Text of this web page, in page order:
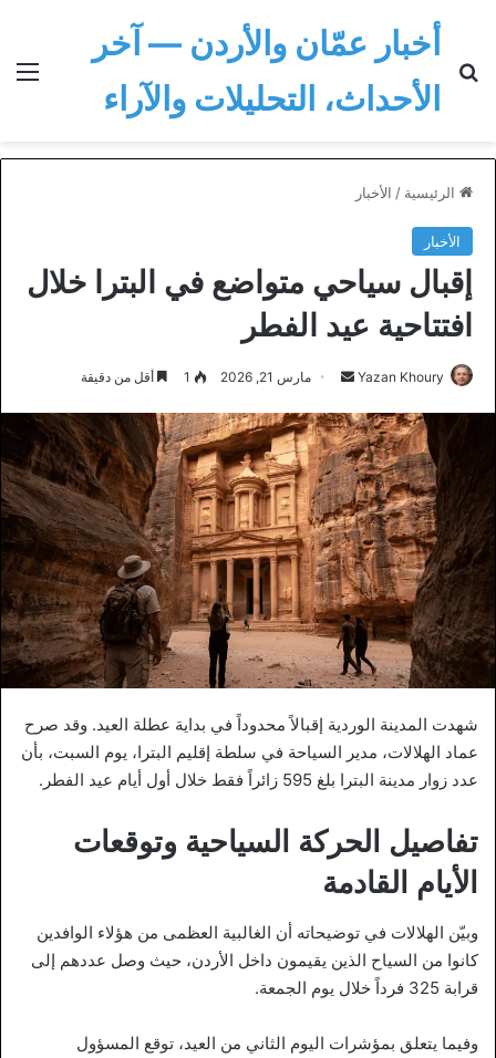
أخبار عمّان والأردن — آخر
الأحداث، التحليلات والآراء
الرئيسية / الأخبار
الأخبار
إقبال سياحي متواضع في البترا خلال
افتتاحية عيد الفطر
Yazan Khoury
أرسل
إلكترونيا
مارس 21, 2026 1 أقل من دقيقة
شهدت المدينة الوردية إقبالاً محدوداً في بداية عطلة العيد. وقد صرح
عماد الهلالات، مدير السياحة في سلطة إقليم البترا، يوم السبت، بأن
عدد زوار مدينة البترا بلغ 595 زائراً فقط خلال أول أيام عيد الفطر.
تفاصيل الحركة السياحية وتوقعات
الأيام القادمة
وبيّن الهلالات في توضيحاته أن الغالبية العظمى من هؤلاء الوافدين
كانوا من السياح الذين يقيمون داخل الأردن، حيث وصل عددهم إلى
قرابة 325 فرداً خلال يوم الجمعة.
وفيما يتعلق بمؤشرات اليوم الثاني من العيد، توقع المسؤول